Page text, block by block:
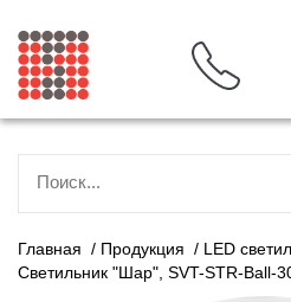
Главная / Продукция / LED
Светильник "Шар", SVT-STR-Ball-